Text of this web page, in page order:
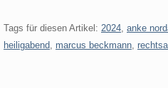
Tags für diesen Artikel: 2024, anke
heiligabend, marcus beckmann,